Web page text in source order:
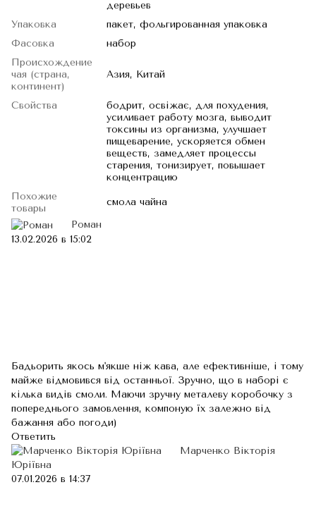
деревьев
Упаковка
пакет, фольгированная упаковка
Фасовка
набор
Происхождение
чая (страна,
континент)
Азия, Китай
Свойства
бодрит, освіжає, для похудения,
усиливает работу мозга, выводит
токсины из организма, улучшает
пищеварение, ускоряется обмен
веществ, замедляет процессы
старения, тонизирует, повышает
концентрацию
Похожие
товары
смола чайна
Роман
13.02.2026 в 15:02
Бадьорить якось м'якше ніж кава, але ефективніше, і тому
майже відмовився від останньої. Зручно, що в наборі є
кілька видів смоли. Маючи зручну металеву коробочку з
попереднього замовлення, компоную їх залежно від
бажання або погоди)
Ответить
Марченко Вікторія
Юріївна
07.01.2026 в 14:37